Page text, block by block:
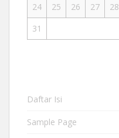
24
25 26 27 28
31
Daftar Isi
Sample Page